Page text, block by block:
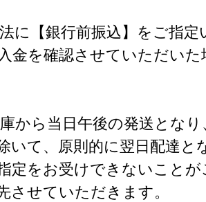
【銀行前振込】をご指定
金を確認させていただいた
から当日午後の発送となり
いて、原則的に翌日配達と
定をお受けできないこと
させていただきます。